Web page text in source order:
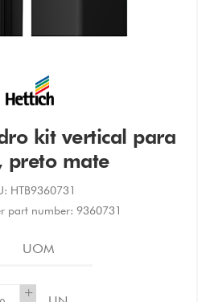
kit vertical para
preto mate
HTB9360731
part number: 9360731
UOM
+